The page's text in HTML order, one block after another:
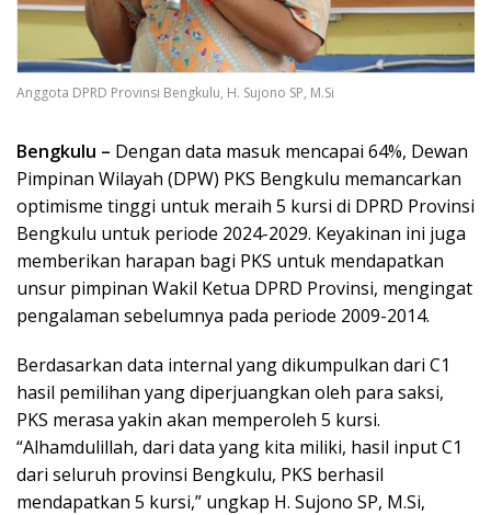
Anggota DPRD Provinsi Bengkulu, H. Sujono SP, M.Si
Bengkulu – Dengan data masuk mencapai 64%, Dewan
Pimpinan Wilayah (DPW) PKS Bengkulu memancarkan
optimisme tinggi untuk meraih 5 kursi di DPRD Provinsi
Bengkulu untuk periode 2024-2029. Keyakinan ini juga
memberikan harapan bagi PKS untuk mendapatkan
unsur pimpinan Wakil Ketua DPRD Provinsi, mengingat
pengalaman sebelumnya pada periode 2009-2014.
Berdasarkan data internal yang dikumpulkan dari C1
hasil pemilihan yang diperjuangkan oleh para saksi,
PKS merasa yakin akan memperoleh 5 kursi.
“Alhamdulillah, dari data yang kita miliki, hasil input C1
dari seluruh provinsi Bengkulu, PKS berhasil
mendapatkan 5 kursi,” ungkap H. Sujono SP, M.Si,